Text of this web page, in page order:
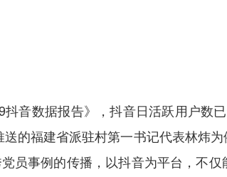
音数据报告》，抖音日活跃用户数
的福建省派驻村第一书记代表林炜
员事例的传播，以抖音为平台，不